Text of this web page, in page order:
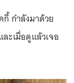
กำลังมาด้วย
ะเมื่อดูแล้วเจอ